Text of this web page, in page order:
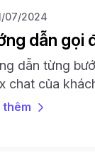
07/2024
dẫn gọi
dẫn từng
chat của
Thành thạo
thêm